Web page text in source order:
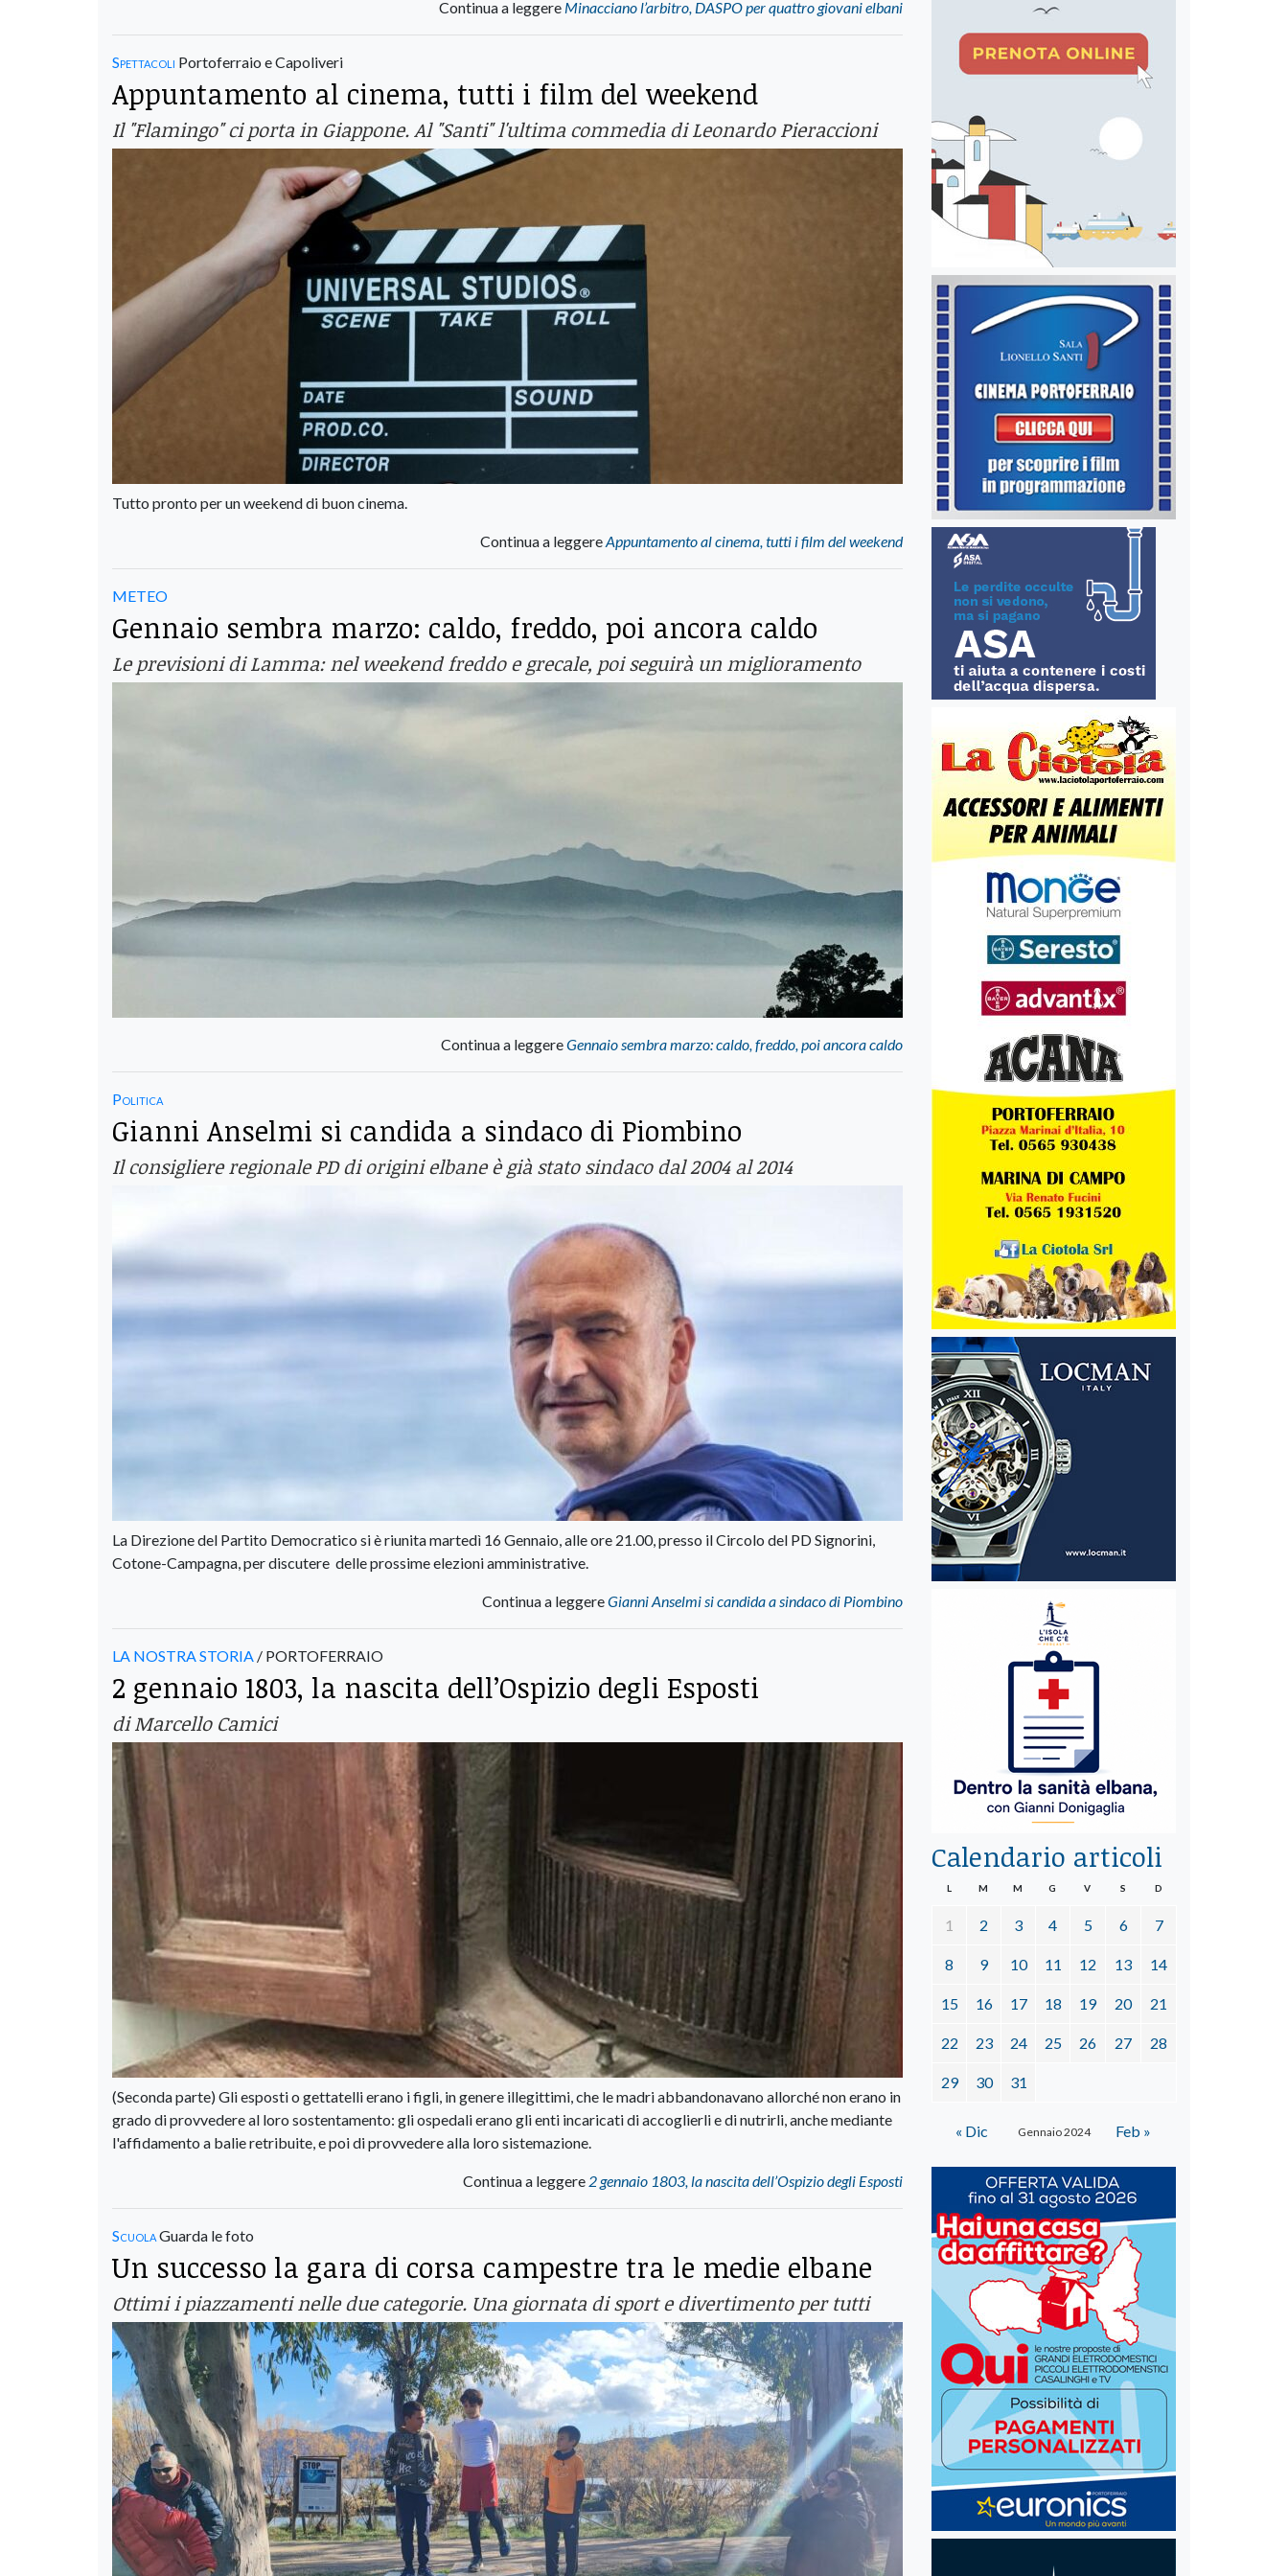
Continua a leggere Minacciano l’arbitro, DASPO per quattro giovani elbani
Spettacoli Portoferraio e Capoliveri
Appuntamento al cinema, tutti i film del weekend
Il "Flamingo" ci porta in Giappone. Al "Santi" l'ultima commedia di Leonardo Pieraccioni
Tutto pronto per un weekend di buon cinema.
Continua a leggereAppuntamento al cinema, tutti i film del weekend
METEO
Gennaio sembra marzo: caldo, freddo, poi ancora caldo
Le previsioni di Lamma: nel weekend freddo e grecale, poi seguirà un miglioramento
Continua a leggereGennaio sembra marzo: caldo, freddo, poi ancora caldo
Politica
Gianni Anselmi si candida a sindaco di Piombino
Il consigliere regionale PD di origini elbane è già stato sindaco dal 2004 al 2014
La Direzione del Partito Democratico si è riunita martedì 16 Gennaio, alle ore 21.00, presso il Circolo del PD Signorini,
Cotone-Campagna, per discutere delle prossime elezioni amministrative.
Continua a leggereGianni Anselmi si candida a sindaco di Piombino
LA NOSTRA STORIA / PORTOFERRAIO
2 gennaio 1803, la nascita dell’Ospizio degli Esposti
di Marcello Camici
(Seconda parte) Gli esposti o gettatelli erano i figli, in genere illegittimi, che le madri abbandonavano allorché non erano in
grado di provvedere al loro sostentamento: gli ospedali erano gli enti incaricati di accoglierli e di nutrirli, anche mediante
l'affidamento a balie retribuite, e poi di provvedere alla loro sistemazione.
Continua a leggere 2 gennaio 1803, la nascita dell’Ospizio degli Esposti
ScuolaGuarda le foto
Un successo la gara di corsa campestre tra le medie elbane
Ottimi i piazzamenti nelle due categorie. Una giornata di sport e divertimento per tutti
Calendario articoli
Gennaio 2024
L M M G V S D
1 2 3 4 5 6 7
8 9 10 11 12 13 14
15 16 17 18 19 20 21
22 23 24 25 26 27 28
29 30 31
« Dic Feb »